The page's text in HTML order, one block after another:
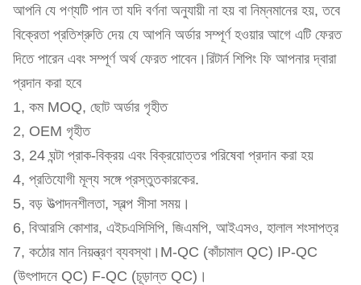
আপনি যে পণ্যটি পান তা যদি বর্ণনা অনুযায়ী না হয় বা নিম্নমানের হয়, তবে
বিক্রেতা প্রতিশ্রুতি দেয় যে আপনি অর্ডার সম্পূর্ণ হওয়ার আগে এটি ফেরত
দিতে পারেন এবং সম্পূর্ণ অর্থ ফেরত পাবেন।রিটার্ন শিপিং ফি আপনার দ্বারা
প্রদান করা হবে
1, কম MOQ, ছোট অর্ডার গৃহীত
2, OEM গৃহীত
3, 24 ঘন্টা প্রাক-বিক্রয় এবং বিক্রয়োত্তর পরিষেবা প্রদান করা হয়
4, প্রতিযোগী মূল্য সঙ্গে প্রস্তুতকারকের.
5, বড় উত্পাদনশীলতা, স্বল্প সীসা সময়।
6, বিআরসি কোশার, এইচএসিসিপি, জিএমপি, আইএসও, হালাল শংসাপত্র
7, কঠোর মান নিয়ন্ত্রণ ব্যবস্থা।M-QC (কাঁচামাল QC) IP-QC
(উৎপাদনে QC) F-QC (চূড়ান্ত QC)।